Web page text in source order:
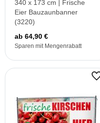
340 x 173 cm | Frische
Eier Bauzaunbanner
(3220)
ab 64,90 €
Sparen mit Mengenrabatt